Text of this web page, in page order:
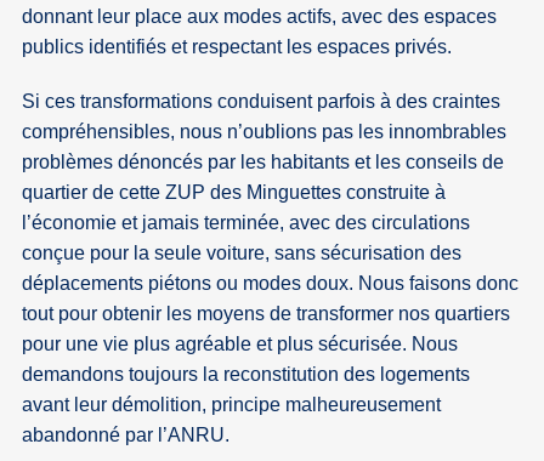
donnant leur place aux modes actifs, avec des espaces
publics identifiés et respectant les espaces privés.
Si ces transformations conduisent parfois à des craintes
compréhensibles, nous n’oublions pas les innombrables
problèmes dénoncés par les habitants et les conseils de
quartier de cette ZUP des Minguettes construite à
l’économie et jamais terminée, avec des circulations
conçue pour la seule voiture, sans sécurisation des
déplacements piétons ou modes doux. Nous faisons donc
tout pour obtenir les moyens de transformer nos quartiers
pour une vie plus agréable et plus sécurisée. Nous
demandons toujours la reconstitution des logements
avant leur démolition, principe malheureusement
abandonné par l’ANRU.